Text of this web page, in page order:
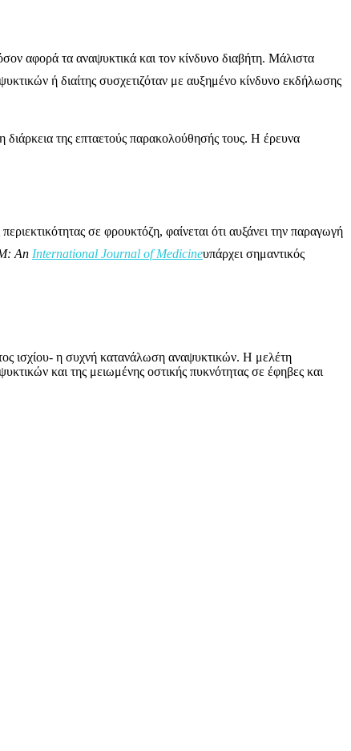
αφορά τα αναψυκτικά και τον κίνδυνο διαβήτη. Μάλιστα
ή διαίτης συσχετιζόταν με αυξημένο κίνδυνο εκδήλωσης
διάρκεια της επταετούς παρακολούθησής τους. Η έρευνα
σε φρουκτόζη, φαίνεται ότι αυξάνει την παραγωγή
An International Journal of Medicineυπάρχει σημαντικός
ισχίου- η συχνή κατανάλωση αναψυκτικών. Η μελέτη
και της μειωμένης οστικής πυκνότητας σε έφηβες και